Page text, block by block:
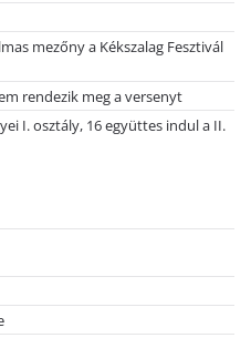
mezőny a Kékszalag Fesztivál
rendezik meg a versenyt
I. osztály, 16 együttes indul a II.